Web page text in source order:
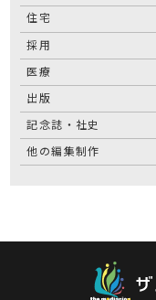
住宅
採用
医療
出版
記念誌・社史
他の編集制作